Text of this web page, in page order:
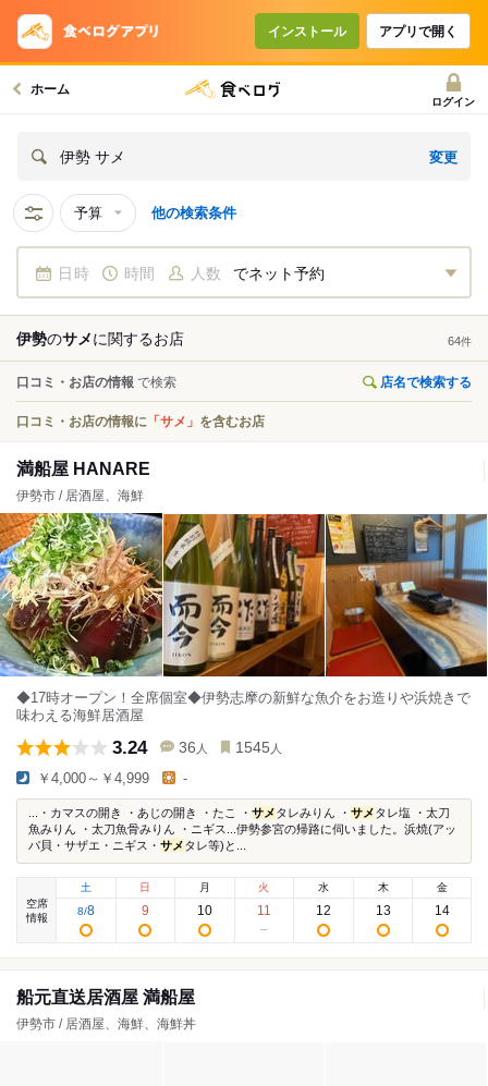
インストール アプリで開く
ホーム
ログイン
伊勢 サメ 変更
予算 他の検索条件
日時 時間 人数 でネット予約
伊勢のサメに関するお店 64件
口コミ・お店の情報 で検索 店名で検索する
口コミ・お店の情報に 「サメ」 を含むお店
満船屋 HANARE
伊勢市 / 居酒屋、海鮮
◆17時オープン！全席個室◆伊勢志摩の新鮮な魚介をお造りや浜焼きで
味わえる海鮮居酒屋
3.24 36 人 1545 人
￥4,000～￥4,999 -
...・カマスの開き ・あじの開き ・たこ ・ サメタレみりん ・ サメタレ塩 ・太刀
魚みりん ・太刀魚骨みりん ・ニギス...伊勢参宮の帰路に伺いました。浜焼(アッ
パ貝・サザエ・ニギス・ サメタレ等)と...
空席
情報
土
8/8
日
9
月
10
火
11
水
12
木
13
金
14
船元直送居酒屋 満船屋
伊勢市 / 居酒屋、海鮮、海鮮丼